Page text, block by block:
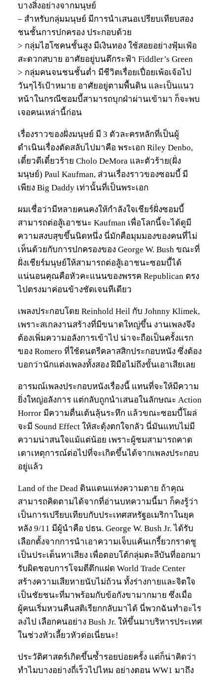
บางสิ่งอย่างจากมนุษย์
– สำหรับกลุ่มมนุษย์ มีการนำเสนอเปรียบเทียบสอง
ชนชั้นการปกครอง ประกอบด้วย
> กลุ่มไฮโซคนชั้นสูง มีเงินทอง ใช้สอยอย่างฟุ้มเฟ้อ
สะดวกสบาย อาศัยอยู่บนตึกระฟ้า Fiddler’s Green
> กลุ่มคนจนชนชั้นต่ำ มีชีวิตเรื่อยเปื่อยเพ้อเจ้อไป
วันๆไร้เป้าหมาย อาศัยอยู่ตามพื้นดิน และเป็นแนว
หน้าในกรณีซอมบี้สามารถบุกฝ่าผ่านเข้ามา ก็จะพบ
เจอคนเหล่านี้ก่อน
เรื่องราวของฝั่งมนุษย์ มี 3 ตัวละครหลักที่เป็นผู้
ดำเนินเรื่องตัดสลับไปมาคือ พระเอก Riley Denbo,
เดี๋ยวดีเดี๋ยวร้าย Cholo DeMora และตัวร้าย(ฝั่ง
มนุษย์) Paul Kaufman, ส่วนเรื่องราวของซอมบี้ มี
เพียง Big Daddy เท่านั้นที่เป็นพระเอก
ผมเชื่อว่ามีหลายคนคงให้กำลังใจเชียร์ฝั่งซอมบี้
สามารถต่อสู้เอาชนะ Kaufman เพื่อโลกนี้จะได้ดูมี
ความสงบสุขขึ้นนิดหนึ่ง นี่มักคือมุมมองของคนที่ไม่
เห็นด้วยกับการปกครองของ George W. Bush ขณะที่
ฝั่งเชียร์มนุษย์ให้สามารถต่อสู้เอาชนะซอมบี้ได้
แน่นอนคุณคือหัวคะแนนของพรรค Republican ตรง
ไปตรงมาค่อนข้างชัดเจนทีเดียว
เพลงประกอบโดย Reinhold Heil กับ Johnny Klimek,
เพราะสเกลงานสร้างที่มีขนาดใหญ่ขึ้น งานเพลงจึง
ต้องเพิ่มความอลังการเข้าไป น่าจะถือเป็นครั้งแรก
ของ Romero ที่ใช้ดนตรีคลาสสิกประกอบหนัง ซึ่งต้อง
บอกว่านักแต่งเพลงทั้งสอง ฝีมือไม่ถึงขั้นเอาเสียเลย
อารมณ์เพลงประกอบหนังเรื่องนี้ แทนที่จะให้มีความ
ยิ่งใหญ่อลังการ แต่กลับถูกนำเสนอในลักษณะ Action
Horror มีความตื่นเต้นลุ้นระทึก แล้วขณะซอมบี้โผล่
จะมี Sound Effect ให้สะดุ้งตกใจกลัว นี่มันแทบไม่มี
ความน่าสนใจแม้แต่น้อย เพราะผู้ชมสามารถคาด
เดาเหตุการณ์ต่อไปที่จะเกิดขึ้นได้จากเพลงประกอบ
อยู่แล้ว
Land of the Dead ดินแดนแห่งความตาย ถ้าคุณ
สามารถคิดตามได้จากที่อ่านบทความนี้มา ก็คงรู้ว่า
เป็นการเปรียบเทียบกับประเทศสหรัฐอเมริกาในยุค
หลัง 9/11 มีผู้นำคือ ปธน. George W. Bush Jr. ได้รับ
เลือกตั้งจากการนำเอาความเจ็บแค้นเกรี้ยวกราดชู
เป็นประเด็นหาเสียง เพื่อตอบโต้กลุ่มตะลีบันที่ออกมา
รับผิดชอบการโจมตีตึกแฝด World Trade Center
สร้างความเสียหายนับไม่ถ้วน ทั้งร่างกายและจิตใจ
เป็นชัยชนะที่มาพร้อมกับข้อกังขามากมาย ซึ่งเมื่อ
ผู้คนเริ่มหวนคืนสติเรียกกลับมาได้ นี่พวกฉันทำอะไร
ลงไป เลือกคนอย่าง Bush Jr. ให้ขึ้นมาบริหารประเทศ
ในช่วงหัวเลี้ยวหัวต่อเนี่ยนะ!
ประวัติศาสตร์เกิดขึ้นซ้ำรอยบ่อยครั้ง แต่ก็น่าคิดว่า
ทำไมบางอย่างถี่เร็วไปไหม อย่างตอน WW1 มาถึง